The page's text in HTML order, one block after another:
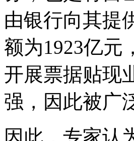
由银行向其提
额为1923亿元
开展票据贴现
强，因此被广
因此，专家认